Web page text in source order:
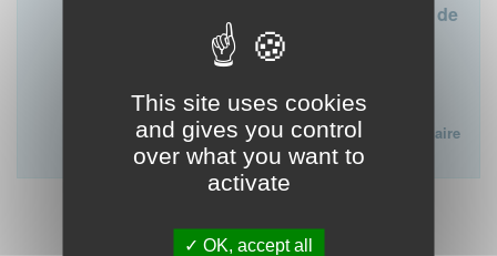
This site uses cookies
and gives you control
over what you want to
activate
OK, accept all
Le conseil départemental est l'interlocuteur de
proximité à privilégier.
plainte ou formuler des doléances à l'égard d'un médecin
Lien vers la FAQ du CNOM sur la procédure disciplinaire
FAQ procédure disciplinaire
Démarrer